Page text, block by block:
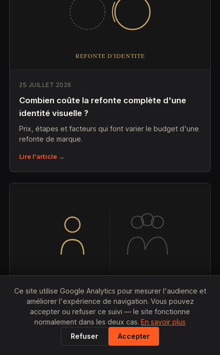
25 JUILLET 2026
Combien coûte la refonte complète d'une
identité visuelle ?
Prix, étapes et facteurs qui font varier le budget d'une
refonte de marque.
Lire l'article →
25 JUILLET 2026
Graphiste freelance vs agence de
communication à Lyon : qui est le moins cher
Ce site utilise Google Analytics pour mesurer l'audience et
améliorer l'expérience de navigation. Vous pouvez
accepter ou refuser ce suivi — le site fonctionne
normalement dans les deux cas. En savoir plus
Refuser
Accepter